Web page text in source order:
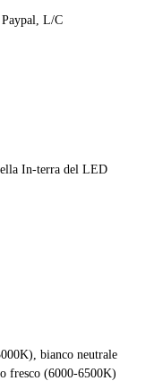
L/C
In-terra del LED
bianco neutrale
fresco (6000-6500K)